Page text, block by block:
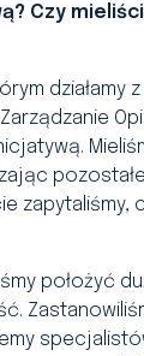
Czy
działamy z
zapytaliśmy,
położyć